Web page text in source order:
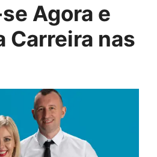
Agora e
Carreira nas